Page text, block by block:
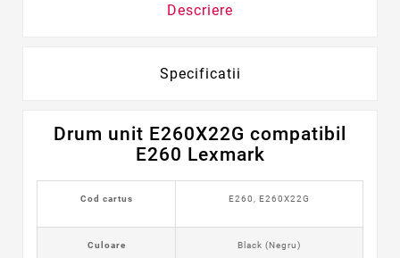
Descriere
Specificatii
Drum unit E260X22G compatibil
E260 Lexmark
Cod cartus E260, E260X22G
Culoare Black (Negru)